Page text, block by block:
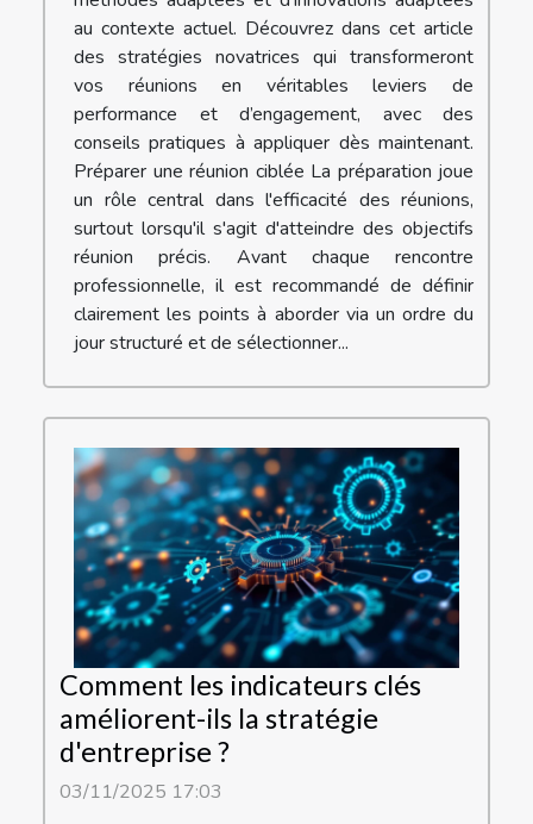
au contexte actuel. Découvrez dans cet article
des stratégies novatrices qui transformeront
vos réunions en véritables leviers de
performance et d’engagement, avec des
conseils pratiques à appliquer dès maintenant.
Préparer une réunion ciblée La préparation joue
un rôle central dans l'efficacité des réunions,
surtout lorsqu'il s'agit d'atteindre des objectifs
réunion précis. Avant chaque rencontre
professionnelle, il est recommandé de définir
clairement les points à aborder via un ordre du
jour structuré et de sélectionner...
Comment les indicateurs clés
améliorent-ils la stratégie
d'entreprise ?
03/11/2025 17:03